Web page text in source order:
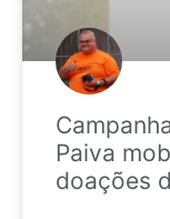
Paiva
doações